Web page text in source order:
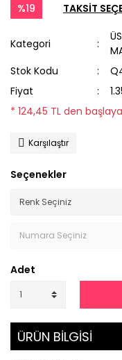
%19 TAKSİT
Kategori
Stok Kodu
Fiyat
* 124,45 TL den
Karşılaştır
Seçenekler
Adet
ÜRÜN BİLGİSİ